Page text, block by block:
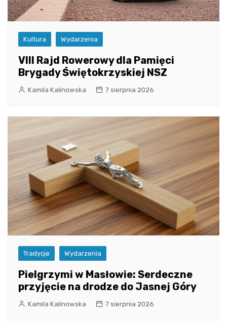
Kultura Wydarzenia
VIII Rajd Rowerowy dla Pamięci
Brygady Świętokrzyskiej NSZ
Kamila Kalinowska 7 sierpnia 2026
Tradycje Wydarzenia
Pielgrzymi w Masłowie: Serdeczne
przyjęcie na drodze do Jasnej Góry
Kamila Kalinowska 7 sierpnia 2026